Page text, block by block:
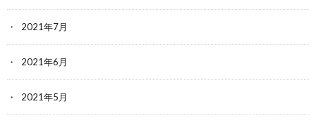
2021年7月
2021年6月
2021年5月